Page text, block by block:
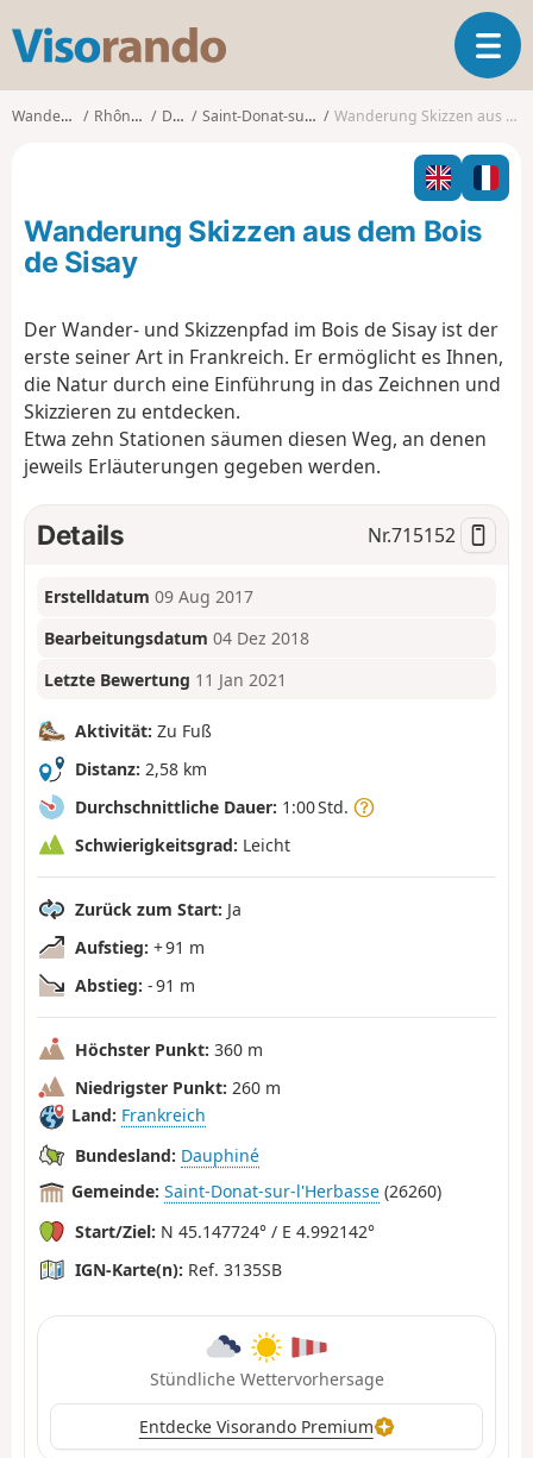
s
o
o
T
o
l
n
a
t
i
Wanderungen Rhône-Alpes Drôme Saint-Donat-sur-l'Herbasse Wanderung Skizzen aus dem Bois de Sisay
Wanderung Skizzen aus dem Bois
de Sisay
Der Wander- und Skizzenpfad im Bois de Sisay ist der
erste seiner Art in Frankreich. Er ermöglicht es Ihnen,
die Natur durch eine Einführung in das Zeichnen und
Skizzieren zu entdecken.
Etwa zehn Stationen säumen diesen Weg, an denen
jeweils Erläuterungen gegeben werden.
Details Nr.715152
Erstelldatum 09 Aug 2017
Bearbeitungsdatum 04 Dez 2018
Letzte Bewertung 11 Jan 2021
Aktivität: Zu Fuß
Distanz: 2,58 km
Durchschnittliche Dauer: 1:00 Std.
Schwierigkeitsgrad: Leicht
Zurück zum Start: Ja
Aufstieg: + 91 m
Abstieg: - 91 m
Höchster Punkt: 360 m
Niedrigster Punkt: 260 m
Land: Frankreich
Bundesland: Dauphiné
Gemeinde: Saint-Donat-sur-l'Herbasse (26260)
Start/Ziel: N 45.147724° / E 4.992142°
IGN-Karte(n): Ref. 3135SB
Stündliche Wettervorhersage
Entdecke Visorando Premium